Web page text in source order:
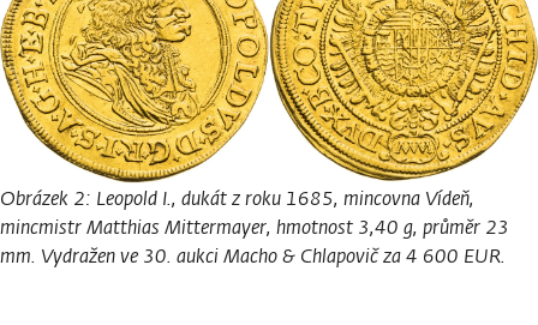
Obrázek 2: Leopold I., dukát z roku 1685, mincovna Vídeň,
mincmistr Matthias Mittermayer, hmotnost 3,40 g, průměr 23
mm. Vydražen ve 30. aukci Macho & Chlapovič za 4 600 EUR.